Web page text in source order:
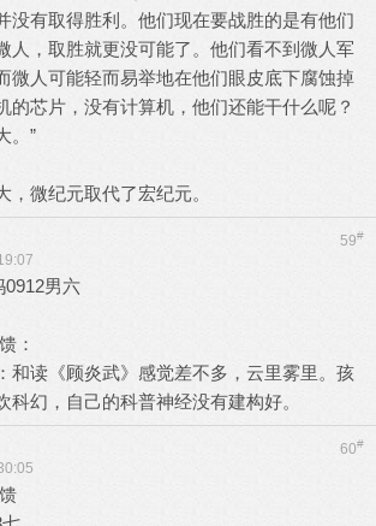
没有取得胜利。他们现在要战胜的是有他们
人，取胜就更没可能了。他们看不到微人军
微人可能轻而易举地在他们眼皮底下腐蚀掉
的芯片，没有计算机，他们还能干什么呢？
。”
，微纪元取代了宏纪元。
59#
0912男六
：
和读《顾炎武》感觉差不多，云里雾里。孩
科幻，自己的科普神经没有建构好。
60#